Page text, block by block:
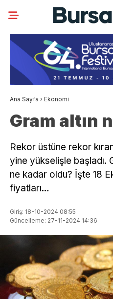
Ana Sayfa › Ekonomi
Gram altın
Rekor üstüne rekor
yine yükselişle başladı.
ne kadar oldu? İşte 18
fiyatları…
Giriş: 18-10-2024 08:55
Güncelleme: 27-11-2024 14:36